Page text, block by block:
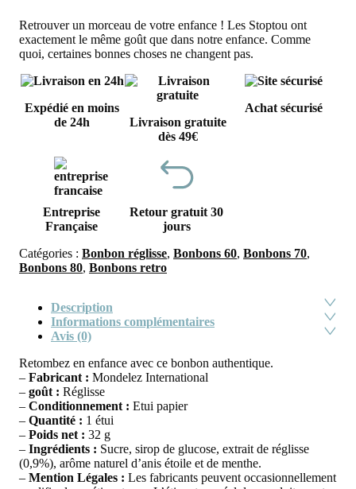
Retrouver un morceau de votre enfance ! Les Stoptou ont
exactement le même goût que dans notre enfance. Comme
quoi, certaines bonnes choses ne changent pas.
Expédié en moins
de 24h
Livraison gratuite
dès 49€
Achat sécurisé
Entreprise
Française
Retour gratuit 30
jours
Catégories : Bonbon réglisse, Bonbons 60, Bonbons 70,
Bonbons 80, Bonbons retro
Description
Informations complémentaires
Avis (0)
Retombez en enfance avec ce bonbon authentique.
– Fabricant : Mondelez International
– goût : Réglisse
– Conditionnement : Etui papier
– Quantité : 1 étui
– Poids net : 32 g
– Ingrédients : Sucre, sirop de glucose, extrait de réglisse
(0,9%), arôme naturel d’anis étoile et de menthe.
– Mention Légales : Les fabricants peuvent occasionnellement